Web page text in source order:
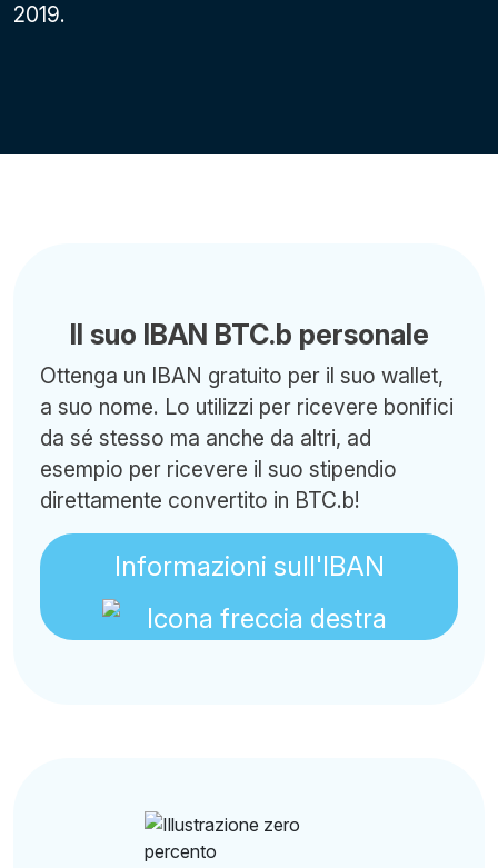
2019.
Il suo IBAN BTC.b personale
Ottenga un IBAN gratuito per il suo wallet,
a suo nome. Lo utilizzi per ricevere bonifici
da sé stesso ma anche da altri, ad
esempio per ricevere il suo stipendio
direttamente convertito in BTC.b!
Informazioni sull'IBAN